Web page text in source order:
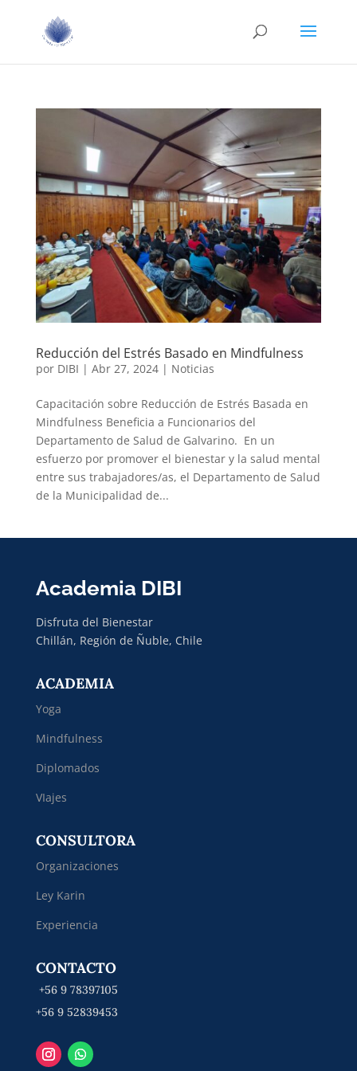
Reducción del Estrés Basado en Mindfulness
por DIBI | Abr 27, 2024| Noticias
Capacitación sobre Reducción de Estrés Basada en
Mindfulness Beneficia a Funcionarios del
Departamento de Salud de Galvarino. En un
esfuerzo por promover el bienestar y la salud mental
entre sus trabajadores/as, el Departamento de Salud
de la Municipalidad de...
Academia DIBI
Disfruta del Bienestar
Chillán, Región de Ñuble, Chile
ACADEMIA
Yoga
Mindfulness
Diplomados
VIajes
CONSULTORA
Organizaciones
Ley Karin
Experiencia
CONTACTO
+56 9 78397105
+56 9 52839453